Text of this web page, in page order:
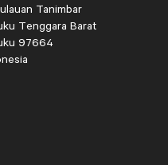
Tanimbar
Tenggara Barat
97664